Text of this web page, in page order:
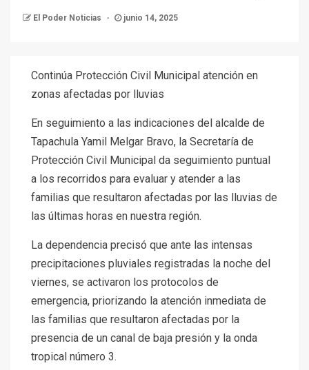
El Poder Noticias junio 14, 2025
Continúa Protección Civil Municipal atención en
zonas afectadas por lluvias
En seguimiento a las indicaciones del alcalde de
Tapachula Yamil Melgar Bravo, la Secretaría de
Protección Civil Municipal da seguimiento puntual
a los recorridos para evaluar y atender a las
familias que resultaron afectadas por las lluvias de
las últimas horas en nuestra región.
La dependencia precisó que ante las intensas
precipitaciones pluviales registradas la noche del
viernes, se activaron los protocolos de
emergencia, priorizando la atención inmediata de
las familias que resultaron afectadas por la
presencia de un canal de baja presión y la onda
tropical número 3.